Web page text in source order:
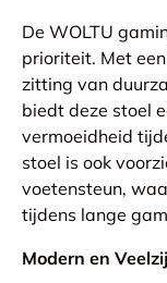
De WOLTU
prioriteit. Met
zitting van
biedt deze stoel
vermoeidheid
stoel is ook
voetensteun,
tijdens lange
Modern en